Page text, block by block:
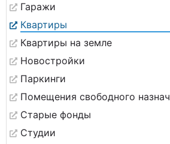
Гаражи
Квартиры
Квартиры на земле
Новостройки
Паркинги
Помещения свободного
Старые фонды
Студии